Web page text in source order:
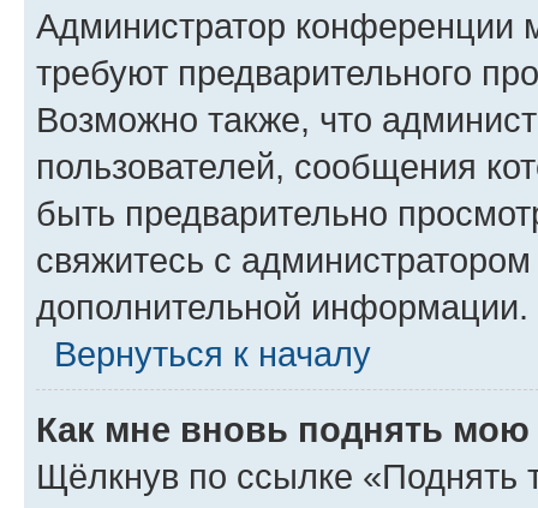
Администратор конференции
требуют предварительного
Возможно также, что
пользователей, сообщения
быть предварительно
свяжитесь с
дополнительной информации.
Вернуться к началу
Как мне вновь поднять мою
Щёлкнув по ссылке «Поднять